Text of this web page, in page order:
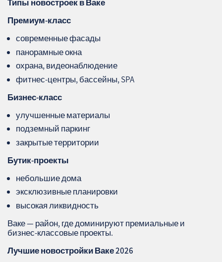
Типы новостроек в Ваке
Премиум‑класс
современные фасады
панорамные окна
охрана, видеонаблюдение
фитнес‑центры, бассейны, SPA
Бизнес‑класс
улучшенные материалы
подземный паркинг
закрытые территории
Бутик‑проекты
небольшие дома
эксклюзивные планировки
высокая ликвидность
Ваке — район, где доминируют премиальные и
бизнес‑классовые проекты.
Лучшие новостройки Ваке 2026